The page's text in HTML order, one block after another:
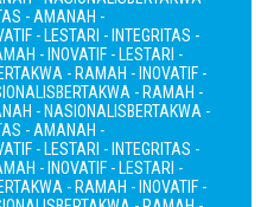
- AMANAH -
- LESTARI - INTEGRITAS -
- INOVATIF - LESTARI -
- RAMAH - INOVATIF -
BERTAKWA - RAMAH -
- NASIONALISBERTAKWA -
- AMANAH -
- LESTARI - INTEGRITAS -
- INOVATIF - LESTARI -
- RAMAH - INOVATIF -